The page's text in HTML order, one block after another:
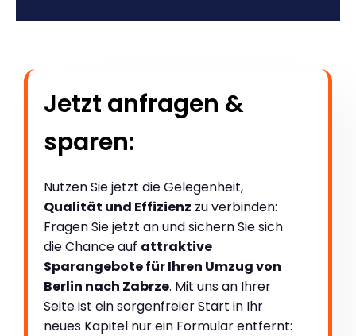
Jetzt anfragen &
sparen:
Nutzen Sie jetzt die Gelegenheit,
Qualität und Effizienz zu verbinden:
Fragen Sie jetzt an und sichern Sie sich
die Chance auf attraktive
Sparangebote für Ihren Umzug von
Berlin nach Zabrze. Mit uns an Ihrer
Seite ist ein sorgenfreier Start in Ihr
neues Kapitel nur ein Formular entfernt: